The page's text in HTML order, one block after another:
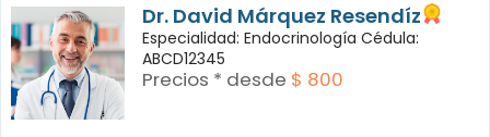
Dr. David Márquez Resendíz
Especialidad: Endocrinología Cédula:
ABCD12345
Precios * desde $ 800